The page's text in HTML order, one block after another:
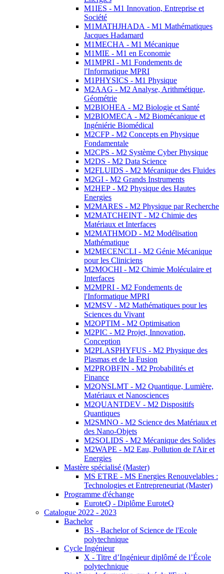
M1IES - M1 Innovation, Entreprise et
Société
M1MATHJHADA - M1 Mathématiques
Jacques Hadamard
M1MECHA - M1 Mécanique
M1MIE - M1 en Economie
M1MPRI - M1 Fondements de
l'Informatique MPRI
M1PHYSICS - M1 Physique
M2AAG - M2 Analyse, Arithmétique,
Géométrie
M2BIOHEA - M2 Biologie et Santé
M2BIOMECA - M2 Biomécanique et
Ingéniérie Biomédical
M2CFP - M2 Concepts en Physique
Fondamentale
M2CPS - M2 Système Cyber Physique
M2DS - M2 Data Science
M2FLUIDS - M2 Mécanique des Fluides
M2GI - M2 Grands Instruments
M2HEP - M2 Physique des Hautes
Energies
M2MARES - M2 Physique par Recherche
M2MATCHEINT - M2 Chimie des
Matériaux et Interfaces
M2MATHMOD - M2 Modélisation
Mathématique
M2MECENCLI - M2 Génie Mécanique
pour les Cliniciens
M2MOCHI - M2 Chimie Moléculaire et
Interfaces
M2MPRI - M2 Fondements de
l'Informatique MPRI
M2MSV - M2 Mathématiques pour les
Sciences du Vivant
M2OPTIM - M2 Optimisation
M2PIC - M2 Projet, Innovation,
Conception
M2PLASPHYFUS - M2 Physique des
Plasmas et de la Fusion
M2PROBFIN - M2 Probabilités et
Finance
M2QNSLMT - M2 Quantique, Lumière,
Matériaux et Nanosciences
M2QUANTDEV - M2 Dispositifs
Quantiques
M2SMNO - M2 Science des Matériaux et
des Nano-Objets
M2SOLIDS - M2 Mécanique des Solides
M2WAPE - M2 Eau, Pollution de l'Air et
Energies
Mastère spécialisé (Master)
MS ETRE - MS Energies Renouvelables :
Technologies et Entrepreneuriat (Master)
Programme d'échange
EuroteQ - Diplôme EuroteQ
Catalogue 2022 - 2023
Bachelor
BS - Bachelor of Science de l'Ecole
polytechnique
Cycle Ingénieur
X - Titre d’Ingénieur diplômé de l’École
polytechnique